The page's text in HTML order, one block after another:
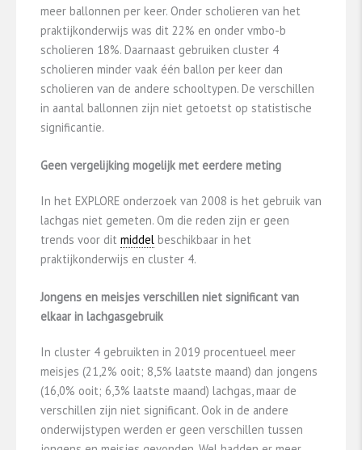
meer ballonnen per keer. Onder scholieren van het
praktijkonderwijs was dit 22% en onder vmbo-b
scholieren 18%. Daarnaast gebruiken cluster 4
scholieren minder vaak één ballon per keer dan
scholieren van de andere schooltypen. De verschillen
in aantal ballonnen zijn niet getoetst op statistische
significantie.
Geen vergelijking mogelijk met eerdere meting
In het EXPLORE onderzoek van 2008 is het gebruik van
lachgas niet gemeten. Om die reden zijn er geen
trends voor dit middel beschikbaar in het
praktijkonderwijs en cluster 4.
Jongens en meisjes verschillen niet significant van
elkaar in lachgasgebruik
In cluster 4 gebruikten in 2019 procentueel meer
meisjes (21,2% ooit; 8,5% laatste maand) dan jongens
(16,0% ooit; 6,3% laatste maand) lachgas, maar de
verschillen zijn niet significant. Ook in de andere
onderwijstypen werden er geen verschillen tussen